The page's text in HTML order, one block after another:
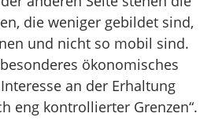
die weniger gebildet sind,
und nicht so mobil sind.
ökonomisches
an der Erhaltung
eng kontrollierter Grenzen“.